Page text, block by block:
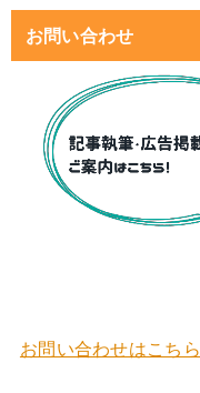
お問い合わせ
お問い合わせはこちら